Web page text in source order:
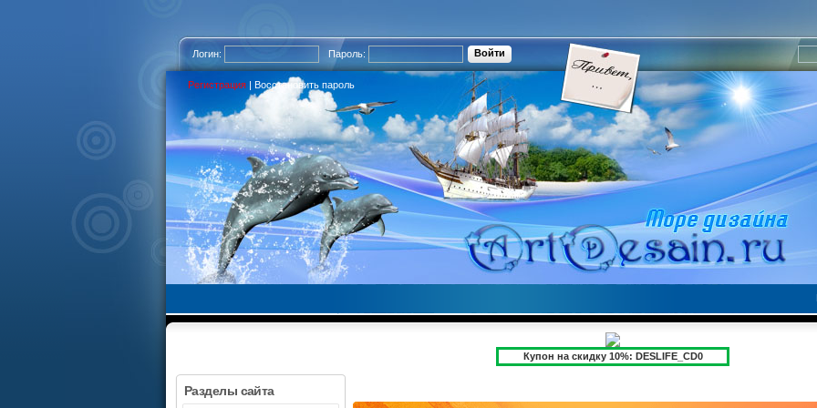
Логин: Пароль:
Регистрация | Восстановить пароль
Купон на скидку 10%: DESLIFE_CD0
Разделы сайта